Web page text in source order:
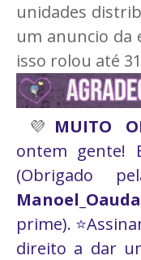
unidades
um anuncio da
isso rolou até
💜 MUITO
ontem gente!
(Obrigado
prime).
direito a dar